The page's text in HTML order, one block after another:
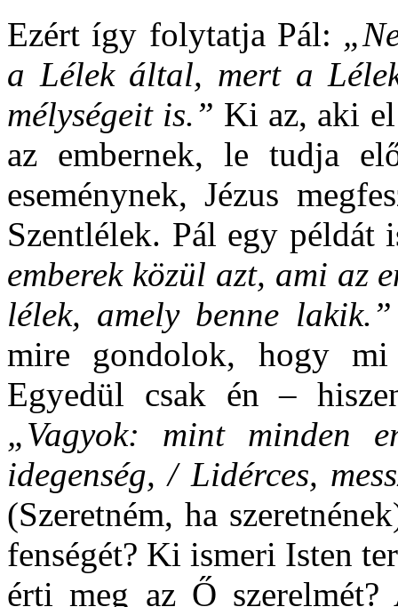
Ezért így folytatja Pál:
a Lélek által, mert a
mélységeit is.” Ki az, aki
az embernek, le tudja
eseménynek, Jézus
Szentlélek. Pál egy példát
emberek közül azt, ami az
lélek, amely benne
mire gondolok, hogy
Egyedül csak én –
„Vagyok: mint minden
idegenség, / Lidérces,
(Szeretném, ha
fenségét? Ki ismeri Isten
érti meg az Ő